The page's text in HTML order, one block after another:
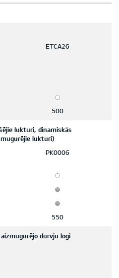
ETCA26
500
lukturi, dinamiskās
lukturi)
PK0006
550
durvju logi